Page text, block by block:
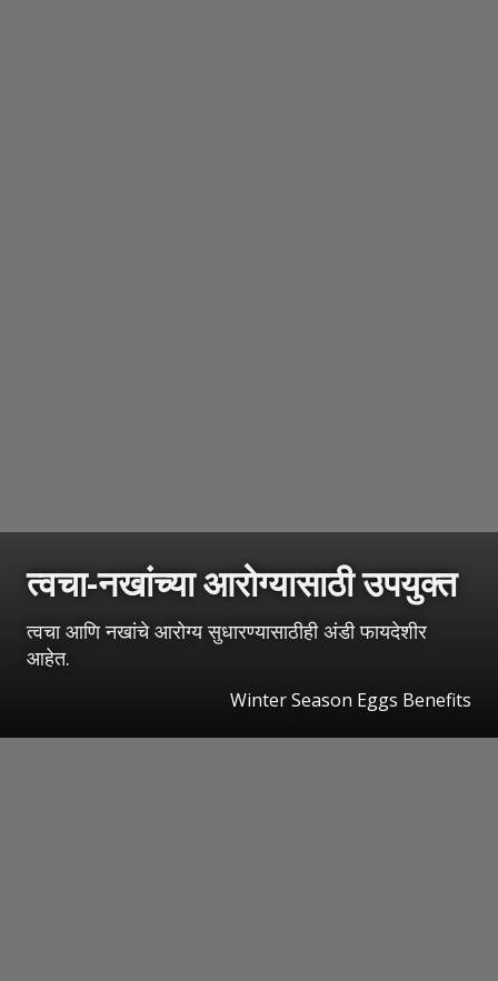
त्वचा-नखांच्या आरोग्यासाठी उपयुक्त
त्वचा आणि नखांचे आरोग्य सुधारण्यासाठीही अंडी फायदेशीर
आहेत.
Winter Season Eggs Benefits